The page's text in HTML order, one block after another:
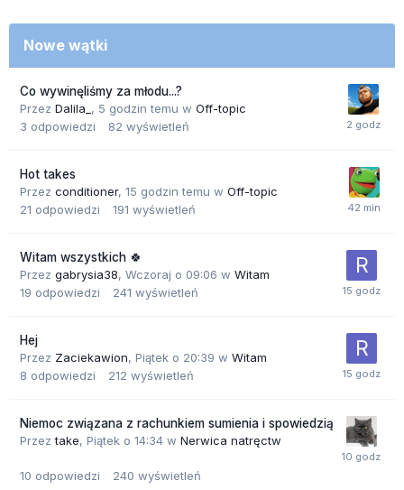
Nowe wątki
Co wywinęliśmy za młodu...?
Przez Dalila_ , 5 godzin temu w Off-topic
3 odpowiedzi 82 wyświetleń
Hot takes
Przez conditioner, 15 godzin temu w Off-topic
21 odpowiedzi 191 wyświetleń
Witam wszystkich 🍀
Przez gabrysia38, Wczoraj o 09:06 w Witam
19 odpowiedzi 241 wyświetleń
Hej
Przez Zaciekawion, Piątek o 20:39 w Witam
8 odpowiedzi 212 wyświetleń
Niemoc związana z rachunkiem sumienia i spowiedzią
Przeztake, Piątek o 14:34 w Nerwica natręctw
10 odpowiedzi 240 wyświetleń